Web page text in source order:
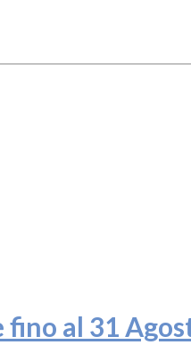
fino al 31